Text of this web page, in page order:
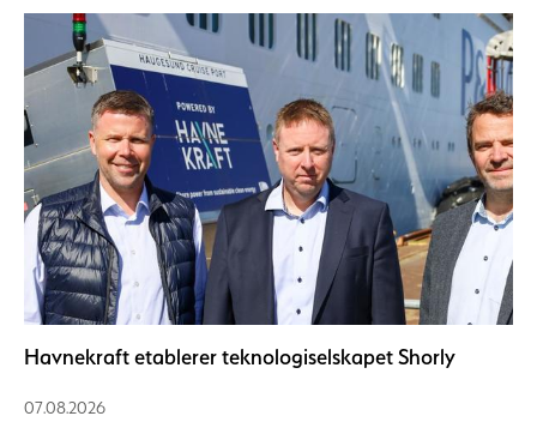
Havnekraft etablerer teknologiselskapet Shorly
07.08.2026